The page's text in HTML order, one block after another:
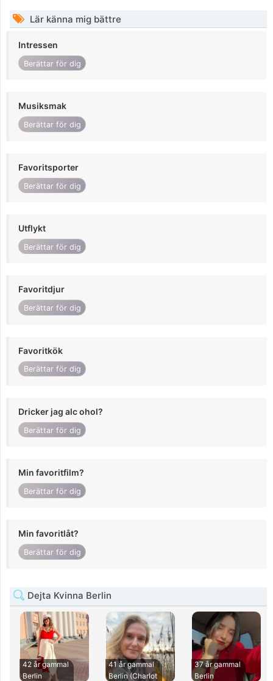
Lär känna mig bättre
Intressen
Berättar för dig
Musiksmak
Berättar för dig
Favoritsporter
Berättar för dig
Utflykt
Berättar för dig
Favoritdjur
Berättar för dig
Favoritkök
Berättar för dig
Dricker jag alc ohol?
Berättar för dig
Min favoritfilm?
Berättar för dig
Min favoritlåt?
Berättar för dig
Dejta Kvinna Berlin
42 år gammal
Berlin
41 år gammal
Berlin (Charlot
37 år gammal
Berlin